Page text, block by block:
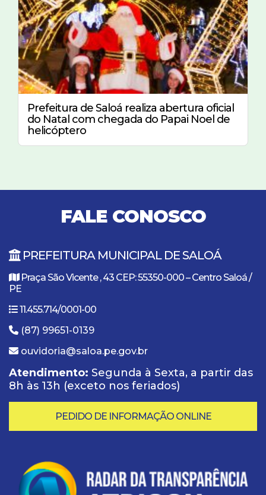
Prefeitura de Saloá realiza abertura oficial
do Natal com chegada do Papai Noel de
helicóptero
FALE CONOSCO
PREFEITURA MUNICIPAL DE SALOÁ
Praça São Vicente , 43 CEP: 55350-000 – Centro Saloá /
PE
11.455.714/0001-00
(87) 99651-0139
ouvidoria@saloa.pe.gov.br
Atendimento: Segunda à Sexta, a partir das
8h às 13h (exceto nos feriados)
PEDIDO DE INFORMAÇÃO ONLINE